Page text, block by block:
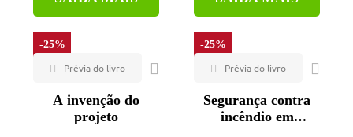
-25%
A invenção do
projeto
-25%
Segurança contra
incêndio em